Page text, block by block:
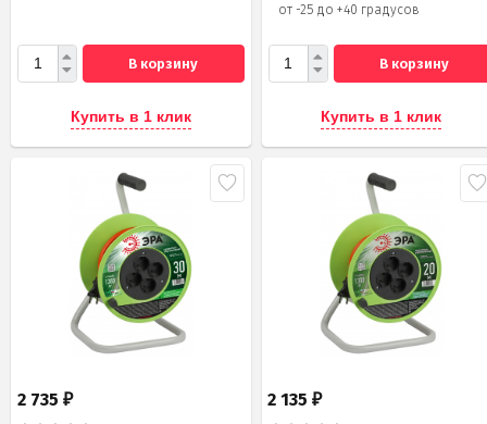
В корзину
Купить в 1 клик
от -25 до +40 градусов
В корзину
Купить в 1 клик
2 735 ₽ 2 135₽